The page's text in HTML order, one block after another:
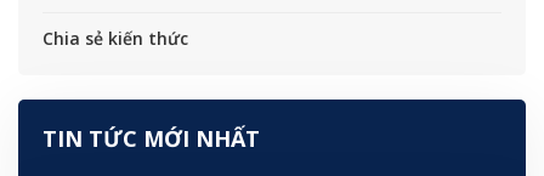
Chia sẻ kiến thức
TIN TỨC MỚI NHẤT